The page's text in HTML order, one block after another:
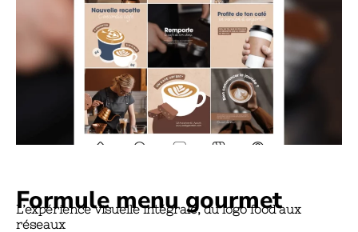
Formule menu gourmet
L’expérience visuelle intégrale, du logo food aux
réseaux